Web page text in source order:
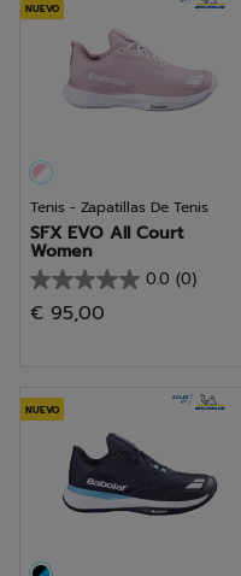
NUEVO
Tenis - Zapatillas De Tenis
SFX EVO All Court
Women
0.0 (0)
0.0
de
€ 95,00
NUEVO